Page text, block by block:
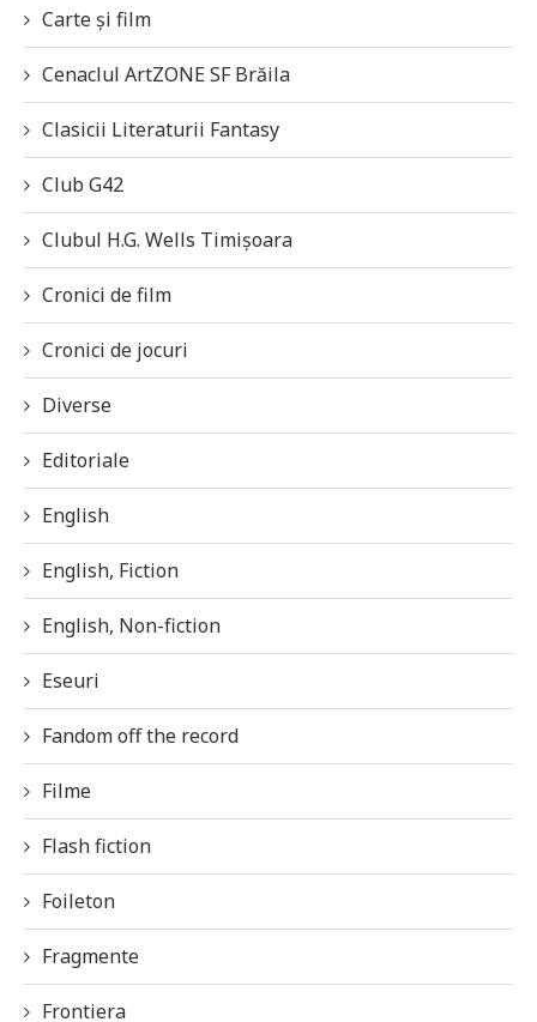
Carte și film
Cenaclul ArtZONE SF Brăila
Clasicii Literaturii Fantasy
Club G42
Clubul H.G. Wells Timișoara
Cronici de film
Cronici de jocuri
Diverse
Editoriale
English
English, Fiction
English, Non-fiction
Eseuri
Fandom off the record
Filme
Flash fiction
Foileton
Fragmente
Frontiera